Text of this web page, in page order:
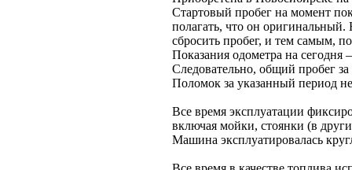
Стартовый пробег на момент
полагать, что он
сбросить пробег, и тем самым,
Показания одометра на сегодня
Следовательно, общий пробег
Поломок за указанный период
Все время эксплуатации
включая мойки, стоянки (в
Машина эксплуатировалась